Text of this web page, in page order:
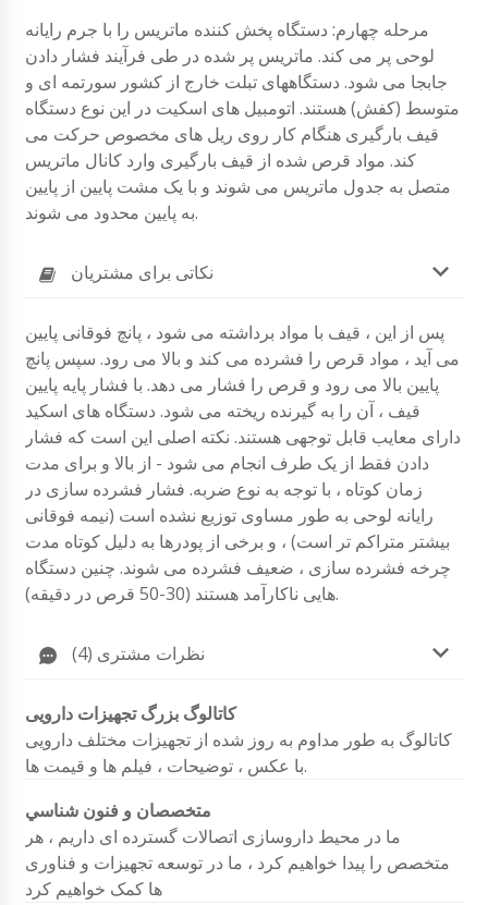
مرحله چهارم: دستگاه پخش کننده ماتریس را با جرم رایانه
لوحی پر می کند. ماتریس پر شده در طی فرآیند فشار دادن
جابجا می شود. دستگاههای تبلت خارج از کشور سورتمه ای و
متوسط ​​(کفش) هستند. اتومبیل های اسکیت در این نوع دستگاه
قیف بارگیری هنگام کار روی ریل های مخصوص حرکت می
کند. مواد قرص شده از قیف بارگیری وارد کانال ماتریس
متصل به جدول ماتریس می شوند و با یک مشت پایین از پایین
به پایین محدود می شوند.
نکاتی برای مشتریان
پس از این ، قیف با مواد برداشته می شود ، پانچ فوقانی پایین
می آید ، مواد قرص را فشرده می کند و بالا می رود. سپس پانچ
پایین بالا می رود و قرص را فشار می دهد. با فشار پایه پایین
قیف ، آن را به گیرنده ریخته می شود. دستگاه های اسکید
دارای معایب قابل توجهی هستند. نکته اصلی این است که فشار
دادن فقط از یک طرف انجام می شود - از بالا و برای مدت
زمان کوتاه ، با توجه به نوع ضربه. فشار فشرده سازی در
رایانه لوحی به طور مساوی توزیع نشده است (نیمه فوقانی
بیشتر متراکم تر است) ، و برخی از پودرها به دلیل کوتاه مدت
چرخه فشرده سازی ، ضعیف فشرده می شوند. چنین دستگاه
هایی ناکارآمد هستند (30-50 قرص در دقیقه).
نظرات مشتری (4)
کاتالوگ بزرگ تجهیزات دارویی
کاتالوگ به طور مداوم به روز شده از تجهیزات مختلف دارویی
با عکس ، توضیحات ، فیلم ها و قیمت ها.
متخصصان و فنون شناسي
ما در محیط داروسازی اتصالات گسترده ای داریم ، هر
متخصص را پیدا خواهیم کرد ، ما در توسعه تجهیزات و فناوری
ها کمک خواهیم کرد